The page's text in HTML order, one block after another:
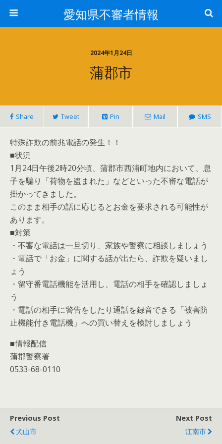
愛知県不審者情報
2024年1月24日
蒲郡市
Share Tweet Pin Mail SMS
特殊詐欺の前兆電話の発生！！
■状況
1月24日午後2時20分頃、蒲郡市西浦町地内において、息
子を騙り「荷物を盗まれた」などといった不審な電話が
掛かってきました。
このまま相手の話に応じるとお金を要求される可能性が
あります。
■対策
・不審な電話は一旦切り、家族や警察に相談しましょう
・電話で「お金」に関する話が出たら、詐欺を疑いまし
ょう
・留守番電話機能を活用し、電話の相手を確認しましょ
う
・電話の相手に警告をしたり通話を録音できる「被害防
止機能付き電話機」への買い替えを検討しましょう
■情報配信
蒲郡警察署
0533-68-0110
Previous Post
犬山市
Next Post
江南市